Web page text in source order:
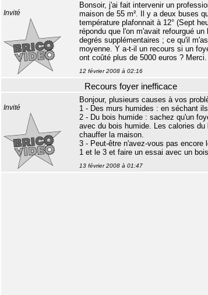
Invité
Bonsoir, j'ai fait intervenir un
maison de 55 m². Il y a deux buses
température plafonnait à 12° (Sept
répondu que l'on m'avait refourgué
degrés supplémentaires ; ce qu'il
moyenne. Y a-t-il un recours si un
ont coûté plus de 5000 euros ? Merci.
12 février 2008 à 02:16
Recours foyer inefficace
Invité
Bonjour, plusieurs causes à vos
1 - Des murs humides : en séchant
2 - Du bois humide : sachez qu'un
avec du bois humide. Les calories
chauffer la maison.
3 - Peut-être n'avez-vous pas encore
1 et le 3 et faire un essai avec un
13 février 2008 à 01:47